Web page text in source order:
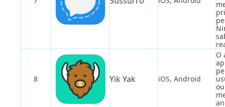
8 Yik Yak iOS, Android
O